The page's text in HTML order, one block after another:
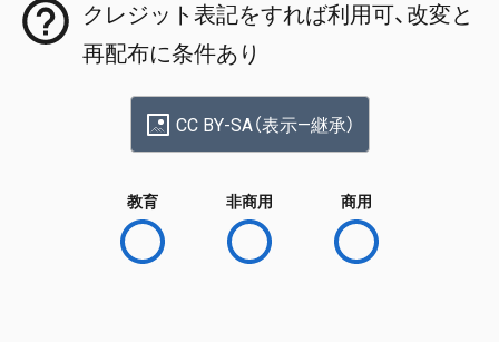
クレジット表記をすれば利用可、改変と
再配布に条件あり
CC BY-SA（表示—継承）
教育 非商用 商用